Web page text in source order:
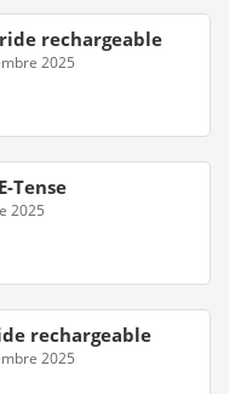
rechargeable
2025
Tense
2025
rechargeable
2025